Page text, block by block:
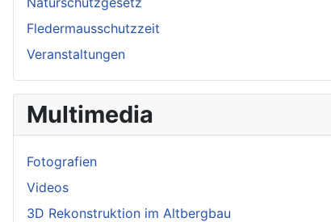
Fledermausschutzzeit
Veranstaltungen
Multimedia
Fotografien
Videos
3D Rekonstruktion im Altbergbau